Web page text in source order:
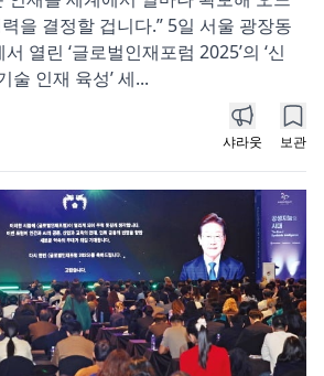
을 결정할 겁니다.” 5일 서울 광장동
열린 ‘글로벌인재포럼 2025’의 ‘신
술 인재 육성’ 세...
샤라웃 보관